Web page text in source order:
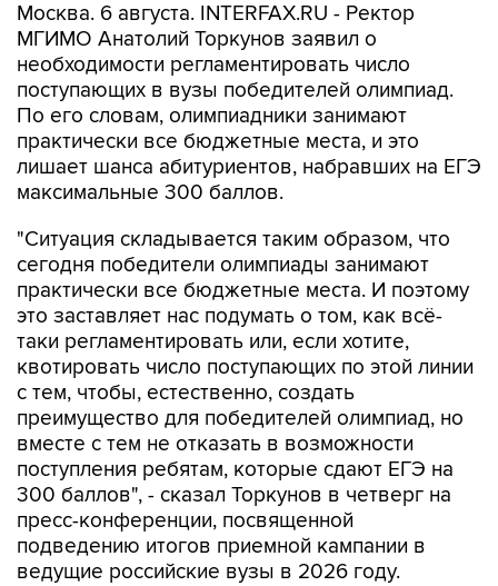
Москва. 6 августа. INTERFAX.RU - Ректор
МГИМО Анатолий Торкунов заявил о
необходимости регламентировать число
поступающих в вузы победителей олимпиад.
По его словам, олимпиадники занимают
практически все бюджетные места, и это
лишает шанса абитуриентов, набравших на ЕГЭ
максимальные 300 баллов.
"Ситуация складывается таким образом, что
сегодня победители олимпиады занимают
практически все бюджетные места. И поэтому
это заставляет нас подумать о том, как всё-
таки регламентировать или, если хотите,
квотировать число поступающих по этой линии
с тем, чтобы, естественно, создать
преимущество для победителей олимпиад, но
вместе с тем не отказать в возможности
поступления ребятам, которые сдают ЕГЭ на
300 баллов", - сказал Торкунов в четверг на
пресс-конференции, посвященной
подведению итогов приемной кампании в
ведущие российские вузы в 2026 году.